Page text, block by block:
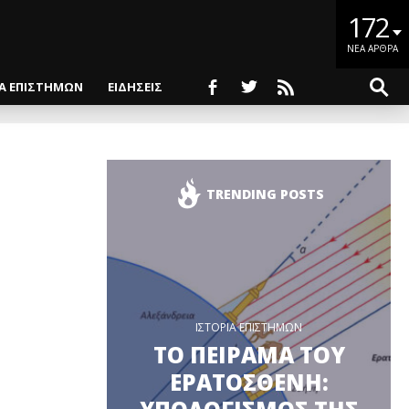
172
ΝΕΑ ΑΡΘΡΑ
ΕΠΙΣΤΗΜΩΝ ΕΙΔΗΣΕΙΣ
TRENDING POSTS
ΙΣΤΟΡΙΑ ΕΠΙΣΤΗΜΩΝ
ΤΟ ΠΕΙΡΑΜΑ ΤΟΥ
ΕΡΑΤΟΣΘΕΝΗ: